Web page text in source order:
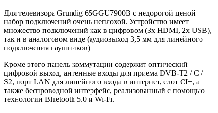
Для телевизора Grundig 65GGU7900B с недорогой ценой
набор подключений очень неплохой. Устройство имеет
множество подключений как в цифровом (3x HDMI, 2x USB),
так и в аналоговом виде (аудиовыход 3,5 мм для линейного
подключения наушников).
Кроме этого панель коммутации содержит оптический
цифровой выход, антенные входы для приема DVB-T2 / C /
S2, порт LAN для линейного входа в интернет, слот CI+, а
также беспроводной интерфейс, реализованный с помощью
технологий Bluetooth 5.0 и Wi-Fi.